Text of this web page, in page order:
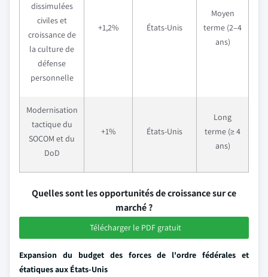
dissimulées
civiles et
croissance de
la culture de
défense
personnelle
+1,2% États-Unis
Moyen
terme (2–4
ans)
Modernisation
tactique du
SOCOM et du
DoD
+1% États-Unis
Long
terme (≥ 4
ans)
Quelles sont les opportunités de croissance sur ce
marché ?
Télécharger le PDF gratuit
Expansion du budget des forces de l'ordre fédérales et
étatiques aux États-Unis